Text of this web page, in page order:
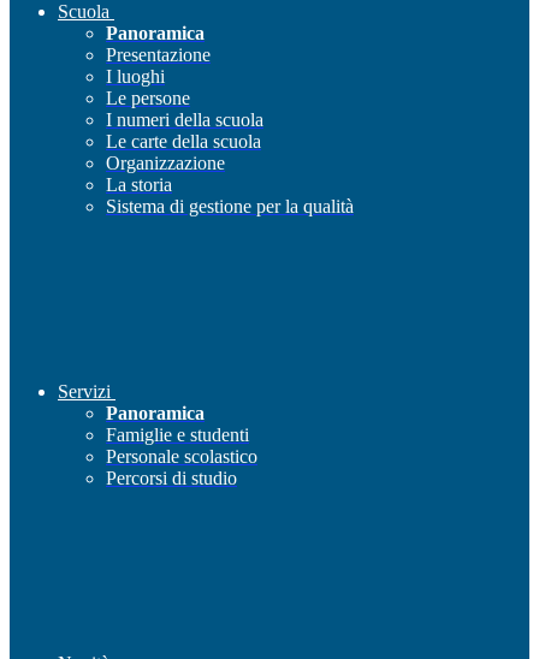
Scuola
Panoramica
Presentazione
I luoghi
Le persone
I numeri della scuola
Le carte della scuola
Organizzazione
La storia
Sistema di gestione per la qualità
Servizi
Panoramica
Famiglie e studenti
Personale scolastico
Percorsi di studio